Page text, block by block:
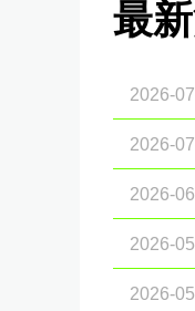
最
2026-
2026-
2026-
2026-
2026-